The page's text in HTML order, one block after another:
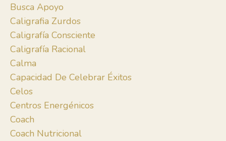
Busca Apoyo
Caligrafia Zurdos
Caligrafía Consciente
Caligrafía Racional
Calma
Capacidad De Celebrar Éxitos
Celos
Centros Energénicos
Coach
Coach Nutricional